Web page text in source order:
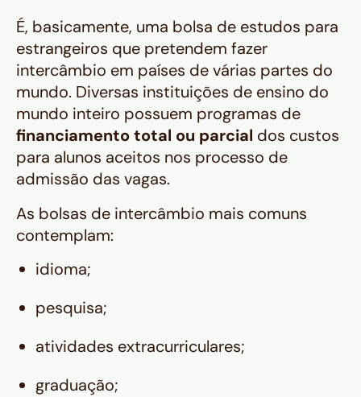
É, basicamente, uma bolsa de estudos para
estrangeiros que pretendem fazer
intercâmbio em países de várias partes do
mundo. Diversas instituições de ensino do
mundo inteiro possuem programas de
financiamento total ou parcial dos custos
para alunos aceitos nos processo de
admissão das vagas.
As bolsas de intercâmbio mais comuns
contemplam:
idioma;
pesquisa;
atividades extracurriculares;
graduação;